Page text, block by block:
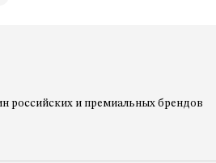
российских и премиальных брендов